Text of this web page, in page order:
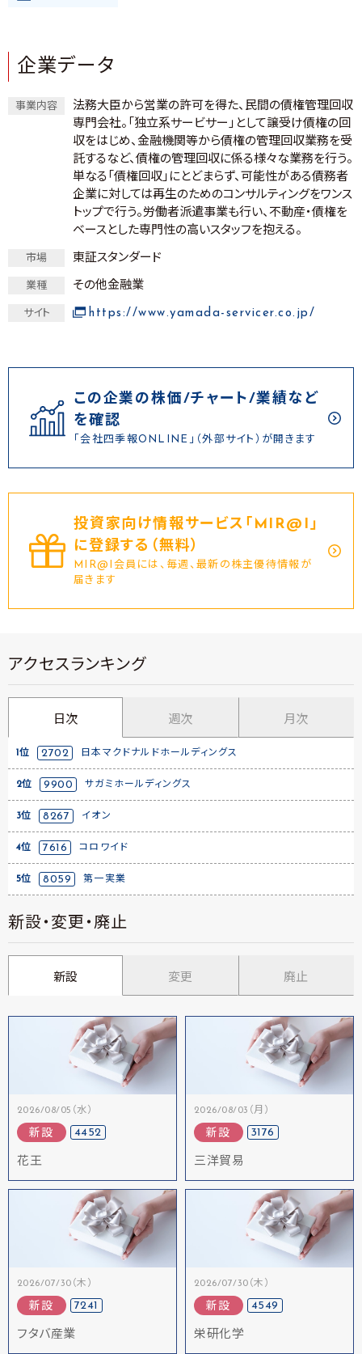
企業データ
事業内容
法務大臣から営業の許可を得た、民間の債権管理回収
専門会社。「独立系サービサー」として譲受け債権の回
収をはじめ、金融機関等から債権の管理回収業務を受
託するなど、債権の管理回収に係る様々な業務を行う。
単なる「債権回収」にとどまらず、可能性がある債務者
企業に対しては再生のためのコンサルティングをワンス
トップで行う。労働者派遣事業も行い、不動産・債権を
ベースとした専門性の高いスタッフを抱える。
市場 東証スタンダード
業種 その他金融業
サイト https://www.yamada-servicer.co.jp/
この企業の株価/チャート/業績など
を確認
「会社四季報ONLINE」（外部サイト）が開きます
投資家向け情報サービス｢MIR@I｣
に登録する（無料）
MIR@I会員には、毎週、最新の株主優待情報が
届きます
アクセスランキング
日次 週次 月次
1位 2702 日本マクドナルドホールディングス
2位 9900 サガミホールディングス
3位 8267 イオン
4位 7616 コロワイド
5位 8059 第一実業
新設・変更・廃止
新設 変更 廃止
2026/08/05（水）
新設 4452
花王
2026/08/03（月）
新設 3176
三洋貿易
2026/07/30（木）
新設 7241
フタバ産業
2026/07/30（木）
新設 4549
栄研化学